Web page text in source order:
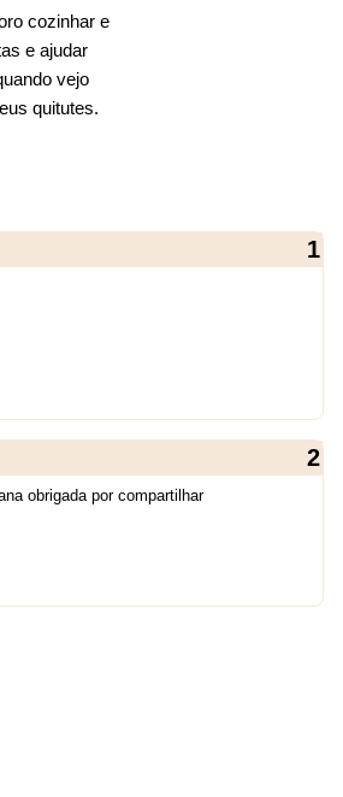
cozinhar e
e ajudar
vejo
quitutes.
obrigada por compartilhar